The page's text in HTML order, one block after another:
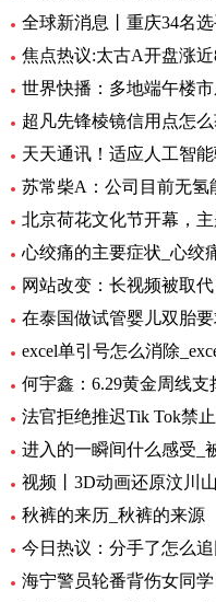
全球新消息丨重庆34名
世界快播：多地端午楼
天天通讯！适应人工智
苏常柴A：公司目前无氢
北京荷花文化节开幕，
心绞痛的主要症状_心绞
网站改变：长视频被取
在泰国做试管婴儿双胎
excel单引号怎么消除
法官拒绝推迟Tik Tok禁
视频丨3D动画还原汶川
秋裤的来历_秋裤的来源
今日热议：分手了怎么
海宁警员轮番背伤女同